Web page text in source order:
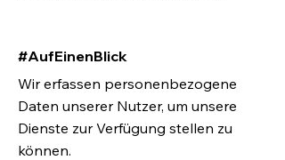
#AufEinenBlick
Wir erfassen personenbezogene
Daten unserer Nutzer, um unsere
Dienste zur Verfügung stellen zu
können.